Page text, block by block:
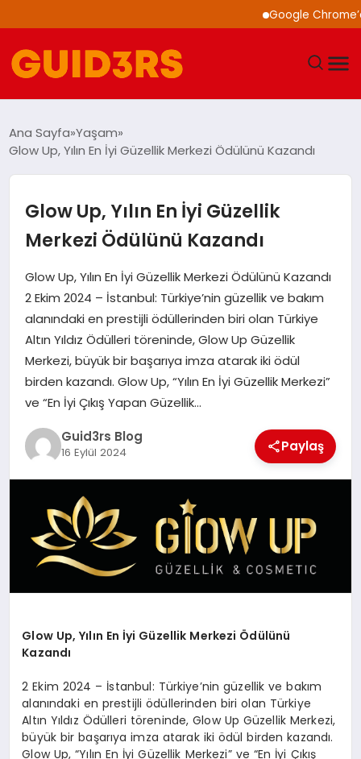
Google Chrome’a
YAŞAM
TEKNOLOJI
SPOR
SAĞLIK
EKONOMI
MAGAZIN
EĞITIM
Ana Sayfa Yaşam
Glow Up, Yılın En İyi Güzellik Merkezi Ödülünü Kazandı
Glow Up, Yılın En İyi Güzellik
Merkezi Ödülünü Kazandı
Glow Up, Yılın En İyi Güzellik Merkezi Ödülünü Kazandı
2 Ekim 2024 – İstanbul: Türkiye’nin güzellik ve bakım
alanındaki en prestijli ödüllerinden biri olan Türkiye
Altın Yıldız Ödülleri töreninde, Glow Up Güzellik
Merkezi, büyük bir başarıya imza atarak iki ödül
birden kazandı. Glow Up, “Yılın En İyi Güzellik Merkezi”
ve “En İyi Çıkış Yapan Güzellik…
Guid3rs Blog
16 Eylül 2024 Paylaş
Glow Up, Yılın En İyi Güzellik Merkezi Ödülünü
Kazandı
2 Ekim 2024 – İstanbul: Türkiye’nin güzellik ve bakım
alanındaki en prestijli ödüllerinden biri olan Türkiye
Altın Yıldız Ödülleri töreninde, Glow Up Güzellik Merkezi,
büyük bir başarıya imza atarak iki ödül birden kazandı.
Glow Up, “Yılın En İyi Güzellik Merkezi” ve “En İyi Çıkış